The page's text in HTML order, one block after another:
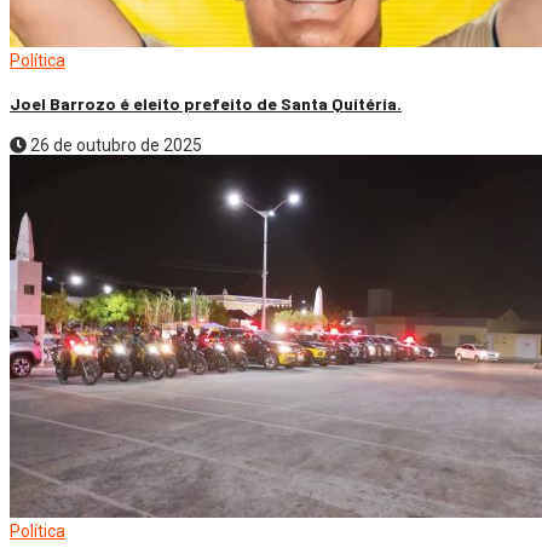
Política
Joel Barrozo é eleito prefeito de Santa Quitéria.
26 de outubro de 2025
Política